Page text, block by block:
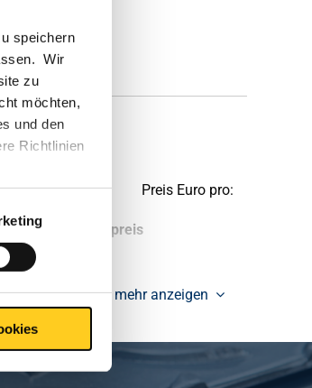
speichern
Wir
zu
möchten,
und den
Richtlinien
Preis Euro pro:
Bruttopreis
mehr anzeigen